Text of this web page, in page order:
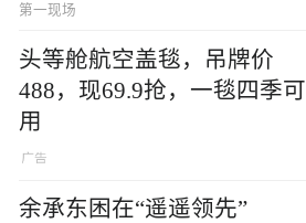
第一现场
头等舱航空盖毯，吊牌价
488，现69.9抢，一毯四季可
用
余承东困在“遥遥领先”